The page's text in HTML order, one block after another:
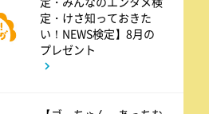
11:45
られる懐かし回&傑作回
定・けさ知っておきた
い！NEWS検定】8月の
プレゼント